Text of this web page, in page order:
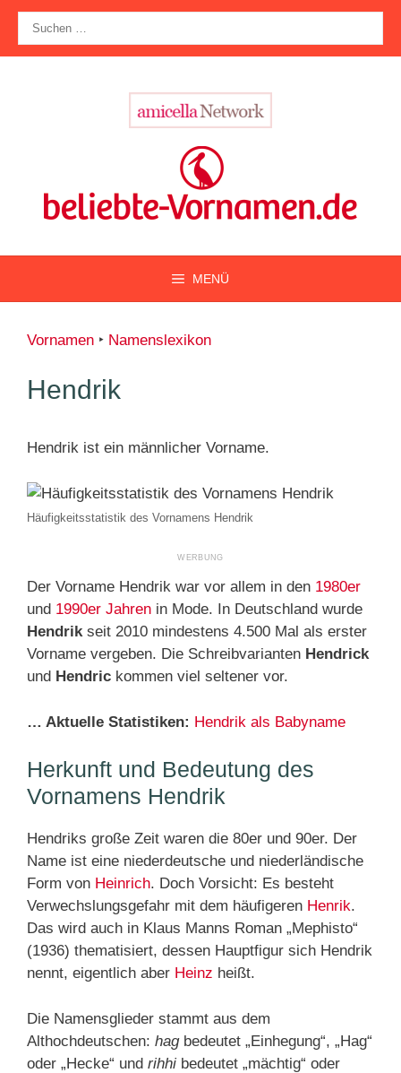
Zum
Inhalt
springen
nach:
MENÜ
Vornamen ‣ Namenslexikon
Hendrik
Hendrik ist ein männlicher Vorname.
Häufigkeitsstatistik des Vornamens Hendrik
Der Vorname Hendrik war vor allem in den 1980er
und 1990er Jahren in Mode. In Deutschland wurde
Hendrikseit 2010 mindestens 4.500 Mal als erster
Vorname vergeben. Die Schreibvarianten Hendrick
und Hendric kommen viel seltener vor.
… Aktuelle Statistiken: Hendrik als Babyname
Herkunft und Bedeutung des
Vornamens Hendrik
Hendriks große Zeit waren die 80er und 90er. Der
Name ist eine niederdeutsche und niederländische
Form von Heinrich. Doch Vorsicht: Es besteht
Verwechslungsgefahr mit dem häufigeren Henrik.
Das wird auch in Klaus Manns Roman „Mephisto“
(1936) thematisiert, dessen Hauptfigur sich Hendrik
nennt, eigentlich aber Heinz heißt.
Die Namensglieder stammt aus dem
Althochdeutschen: hagbedeutet „Einhegung“, „Hag“
oder „Hecke“ und rihhi bedeutet „mächtig“ oder